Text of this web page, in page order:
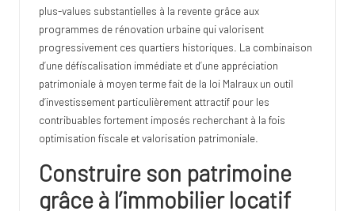
plus-values substantielles à la revente grâce aux
programmes de rénovation urbaine qui valorisent
progressivement ces quartiers historiques. La combinaison
d’une défiscalisation immédiate et d’une appréciation
patrimoniale à moyen terme fait de la loi Malraux un outil
d’investissement particulièrement attractif pour les
contribuables fortement imposés recherchant à la fois
optimisation fiscale et valorisation patrimoniale.
Construire son patrimoine
grâce à l’immobilier locatif